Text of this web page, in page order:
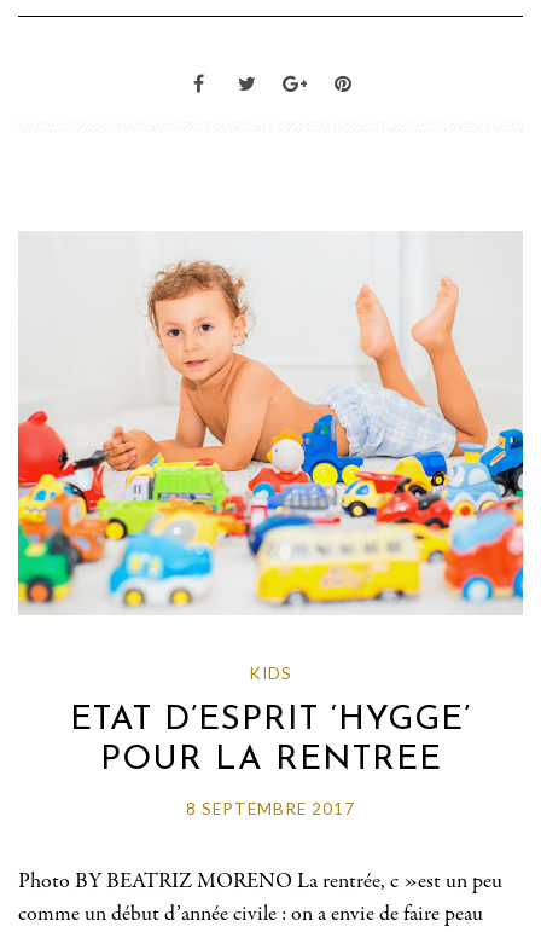
KIDS
ETAT D’ESPRIT ‘HYGGE’
POUR LA RENTREE
8 SEPTEMBRE 2017
Photo BY BEATRIZ MORENO La rentrée, c »est un peu
comme un début d’année civile : on a envie de faire peau